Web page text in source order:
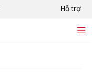
Hỗ trợ